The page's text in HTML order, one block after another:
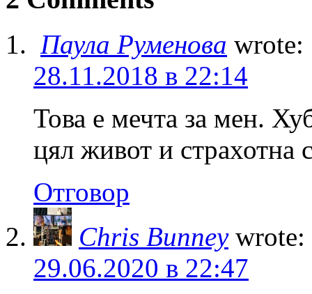
Паула Руменова wrote:
28.11.2018 в 22:14
Това е мечта за мен.
цял живот и страхотна
Отговор
Chris Bunney wrote:
29.06.2020 в 22:47